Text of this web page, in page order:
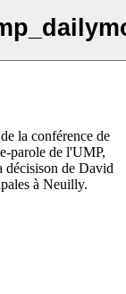
la conférence de
parole de l'UMP,
décisison de David
à Neuilly.